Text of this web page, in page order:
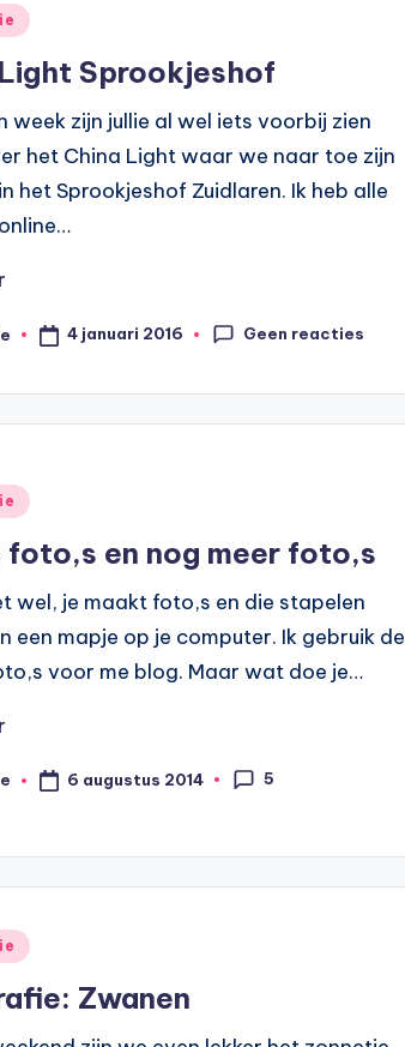
Sprookjeshof
week zijn jullie al wel iets voorbij zien
het China Light waar we naar toe zijn
het Sprookjeshof Zuidlaren. Ik heb alle
4 januari 2016 Geen reacties
foto,s en nog meer foto,s
wel, je maakt foto,s en die stapelen
een mapje op je computer. Ik gebruik de
voor me blog. Maar wat doe je…
6 augustus 2014 5
Zwanen